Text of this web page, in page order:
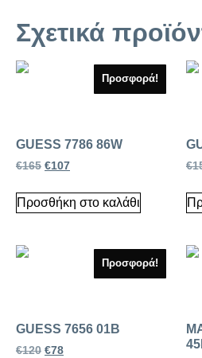
Σχετικά
Προσφορά!
GUESS 7786 86W
€165 €107
Προσθήκη στο καλάθι
€
Προσφορά!
GUESS 7656 01B
€120 €78